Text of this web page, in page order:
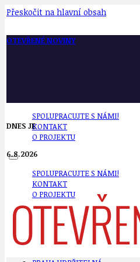
Přeskočit na hlavní obsah
OTEVŘENÉ NOVINY
SPOLUPRACUJTE S NÁMI!
KONTAKT
O PROJEKTU
SPOLUPRACUJTE S NÁMI!
KONTAKT
O PROJEKTU
DNES JE
6.8.2026